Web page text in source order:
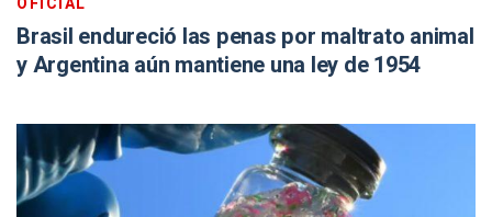
Brasil endureció las penas por maltrato animal
y Argentina aún mantiene una ley de 1954